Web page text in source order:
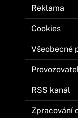
Reklama
Cookies
Všeobecné
RSS kanál
Zpracování